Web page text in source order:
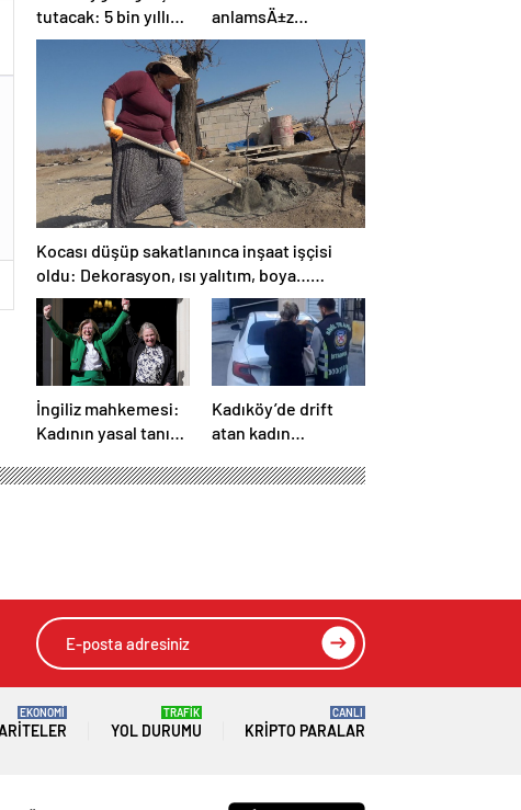
tutacak: 5 bin yıllık
soylu kadın mezarı
anlamsÄ±z
kavgalarÄ±n uzun
sÃ¼rmesini
engellemenin 5
yolu
Kocası düşüp sakatlanınca inşaat işçisi
oldu: Dekorasyon, ısı yalıtım, boya…
Yapamadığı iş yok
İngiliz mahkemesi:
Kadının yasal tanımı
dayanır
Kadıköy’de drift
atan kadın
ceza
suskunluğunu